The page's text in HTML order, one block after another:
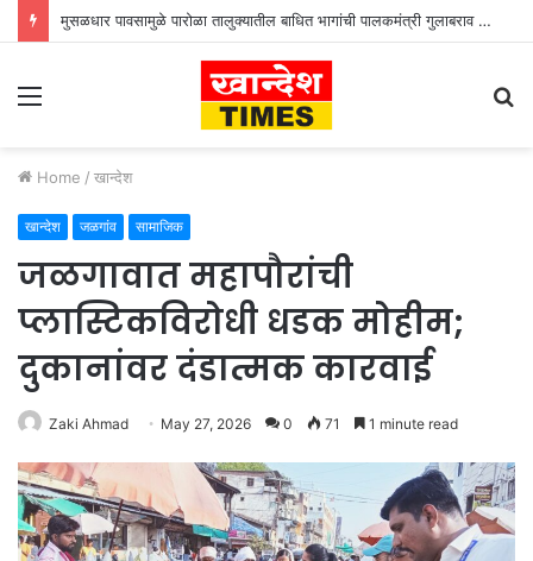
मुसळधार पावसामुळे पारोळा तालुक्यातील बाधित भागांची पालकमंत्री गुलाबराव पाटील जलसंपदा मंत्री गिरीश महाजन यांनी केली पाहणी
Menu
Home / खान्देश
खान्देश जळगांव सामाजिक
जळगावात महापौरांची
प्लास्टिकविरोधी धडक मोहीम;
दुकानांवर दंडात्मक कारवाई
Zaki Ahmad May 27, 2026 0 71 1 minute read